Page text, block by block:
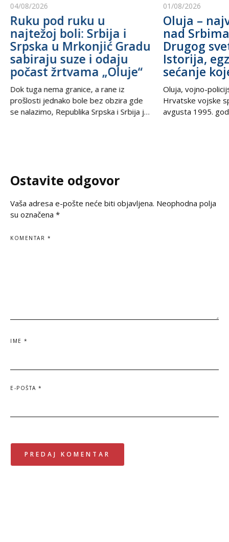
04/08/2026
Ruku pod ruku u
najtežoj boli: Srbija i
Srpska u Mrkonjić Gradu
sabiraju suze i odaju
počast žrtvama „Oluje“
Dok tuga nema granice, a rane iz
prošlosti jednako bole bez obzira gde
se nalazimo, Republika Srpska i Srbija još
suze, nesalomivo jedinstvo dva krila
01/08/2026
Oluja –
nad
Drugog
Istorija,
sećanje
Oluja, vojno-
Hrvatske vojske
avgusta 1995.
datum
Ostavite odgovor
Vaša adresa e-pošte neće biti objavljena. Neophodna polja
su označena *
KOMENTAR *
IME *
E-POŠTA *